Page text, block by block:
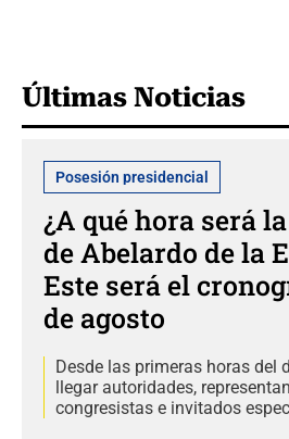
Últimas Noticias
Posesión presidencial
¿A qué hora será
de Abelardo de la
Este será el
de agosto
Desde las primeras horas del
llegar autoridades,
congresistas e invitados